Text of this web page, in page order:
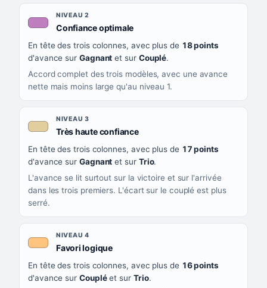
NIVEAU 2
Confiance optimale, couleur mauve
En tête des trois colonnes, avec plus de 18 points
d'avance sur Gagnant et sur Couplé.
Accord complet des trois modèles, avec une avance
nette mais moins large qu'au niveau 1.
NIVEAU 3
Très haute confiance, couleur beige
En tête des trois colonnes, avec plus de 17 points
d'avance sur Gagnant et sur Trio.
L'avance se lit surtout sur la victoire et sur l'arrivée
dans les trois premiers. L'écart sur le couplé est plus
serré.
NIVEAU 4
Favori logique, couleur orange clair
En tête des trois colonnes, avec plus de 16 points
d'avance sur Coupléet sur Trio.